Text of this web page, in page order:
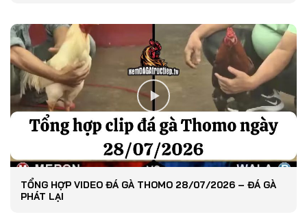
TỔNG HỢP VIDEO ĐÁ GÀ THOMO 28/07/2026 – ĐÁ GÀ
PHÁT LẠI